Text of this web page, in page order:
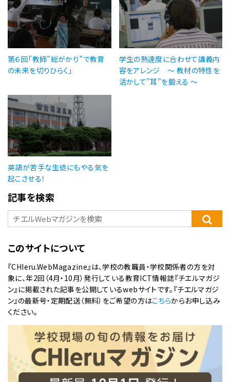
第６回「教師”総がかり”で教育
の未来を切りひらく」
学生の熟達度に合わせて講義内
容をアレンジ 〜 教材の特性を
活かして”耳”を鍛える 〜
英語が苦手な生徒にもやる気を
起こさせる！
記事を検索
このサイトについて
『CHIeru.WebMagazine』は、学校の教職員・学校関係者の方を対
象に、年2回（4月・10月）発行している教育ICT情報誌『チエルマガジ
ン』に掲載された記事を公開しているwebサイトです。『チエルマガジ
ン』の最新号・定期配送（無料）をご希望の方はこちらからお申し込み
ください。